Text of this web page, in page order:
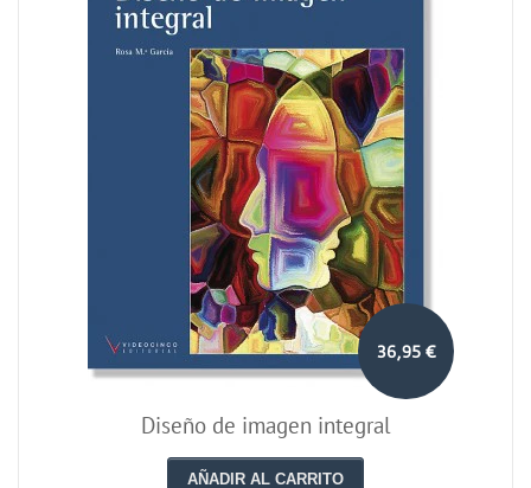
36,95 €
Diseño de imagen integral
AÑADIR AL CARRITO